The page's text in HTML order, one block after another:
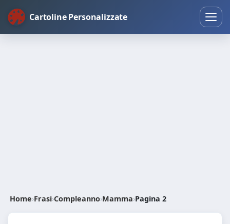
Cartoline Personalizzate
Home›Frasi›Compleanno›Mamma›Pagina 2